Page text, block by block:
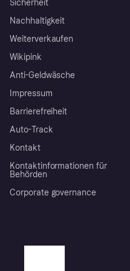
Sicherheit
Nachhaltigkeit
Weiterverkaufen
Wikipink
Anti-Geldwäsche
Impressum
Barrierefreiheit
Auto-Track
Kontakt
Kontaktinformationen für
Behörden
Corporate governance